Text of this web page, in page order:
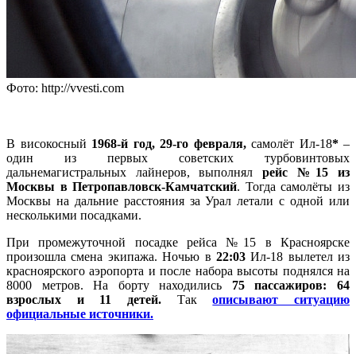
Фото: http://vvesti.com
В високосный 1968-й год, 29-го февраля,самолёт Ил-18*–
один из первых советских турбовинтовых
дальнемагистральных лайнеров, выполнял рейс №15 из
Москвы в Петропавловск-Камчатский. Тогда самолёты из
Москвы на дальние расстояния за Урал летали с одной или
несколькими посадками.
При промежуточной посадке рейса №15 в Красноярске
произошла смена экипажа. Ночью в 22:03Ил-18 вылетел из
красноярского аэропорта и после набора высоты поднялся на
8000 метров. На борту находились 75 пассажиров: 64
взрослых и 11 детей. Такописывают ситуацию
официальные источники.